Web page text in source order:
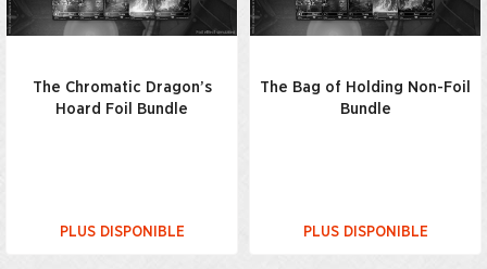
The Chromatic Dragon’s
Hoard Foil Bundle
PLUS DISPONIBLE
The Bag of Holding Non-Foil
Bundle
PLUS DISPONIBLE